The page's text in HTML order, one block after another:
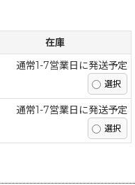
在庫
通常1-7営業日に発送予定
通常1-7営業日に発送予定